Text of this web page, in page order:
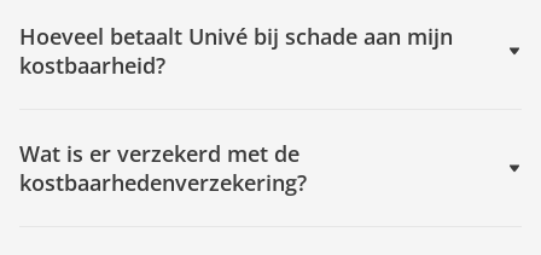
Hoeveel betaalt Univé bij schade aan mijn
kostbaarheid?
Wat is er verzekerd met de
kostbaarhedenverzekering?